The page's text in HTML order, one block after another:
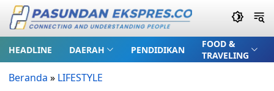
HEADLINE DAERAH PENDIDIKAN
FOOD &
TRAVELING
Beranda » LIFESTYLE